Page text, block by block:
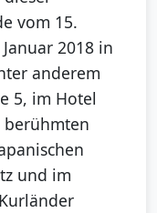
vom 15.
2018 in
anderem
5, im Hotel
berühmten
und im